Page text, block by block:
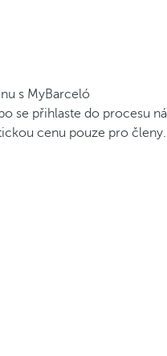
s MyBarceló
se přihlaste do procesu
cenu pouze pro členy.